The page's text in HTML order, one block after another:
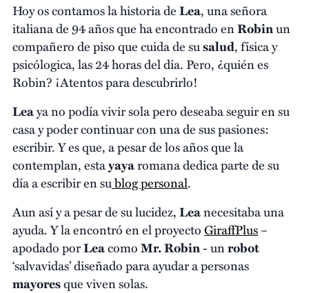
Hoy os contamos la historia deLea, una señora
italiana de 94 años que ha encontrado enRobinun
compañero de piso que cuida de susalud, física y
psicólogica, las 24 horas del día. Pero, ¿quién es
Robin? ¡Atentos para descubrirlo!
Leaya no podía vivir sola pero deseaba seguir en su
casa y poder continuar con una de sus pasiones:
escribir. Y es que, a pesar de los años que la
contemplan, estayayaromana dedica parte de su
día a escribir en sublog personal.
Aun así y a pesar de su lucidez,Leanecesitaba una
ayuda. Y la encontró en el proyectoGiraffPlus–
apodado porLeacomoMr. Robin- unrobot
‘salvavidas’ diseñado para ayudar a personas
mayoresque viven solas.